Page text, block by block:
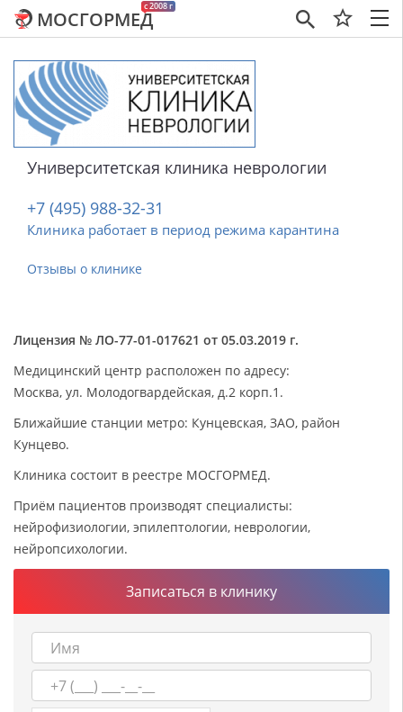
×
c 2008 г
МОСГОРМЕД
Университетская клиника неврологии
+7 (495) 988-32-31
Клиника работает в период режима карантина
Отзывы о клинике
Лицензия № ЛО-77-01-017621 от 05.03.2019 г.
Медицинский центр расположен по адресу:
Москва, ул. Молодогвардейская, д.2 корп.1.
Ближайшие станции метро: Кунцевская, ЗАО, район
Кунцево.
Клиника состоит в реестре МОСГОРМЕД.
Приём пациентов производят специалисты:
нейрофизиологии, эпилептологии, неврологии,
нейропсихологии.
Записаться в клинику